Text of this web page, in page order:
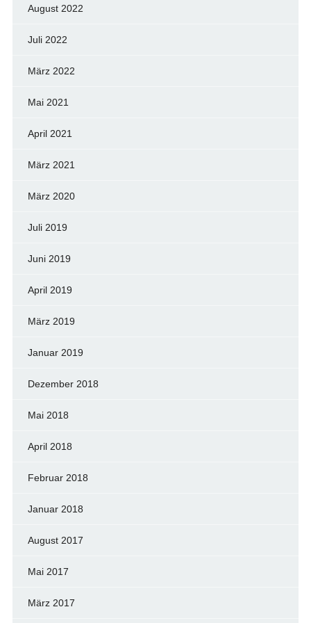
August 2022
Juli 2022
März 2022
Mai 2021
April 2021
März 2021
März 2020
Juli 2019
Juni 2019
April 2019
März 2019
Januar 2019
Dezember 2018
Mai 2018
April 2018
Februar 2018
Januar 2018
August 2017
Mai 2017
März 2017